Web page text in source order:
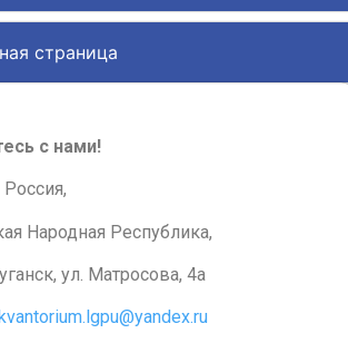
страница
с нами!
Народная Республика,
ул. Матросова, 4а
kvantorium.lgpu@yandex.ru